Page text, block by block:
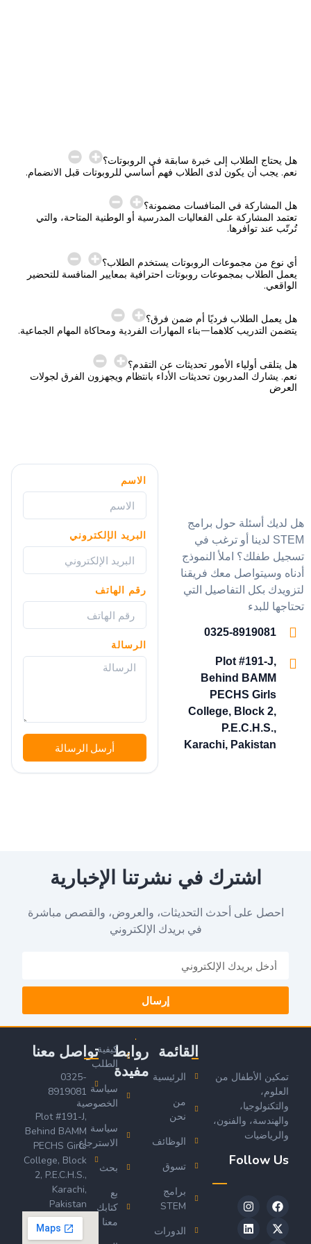
هل يحتاج الطلاب إلى خبرة سابقة في الروبوتات؟
نعم. يجب أن يكون لدى الطلاب فهم أساسي للروبوتات قبل الانضمام.
هل المشاركة في المنافسات مضمونة؟
تعتمد المشاركة على الفعاليات المدرسية أو الوطنية المتاحة، والتي
تُرتّب عند توافرها.
أي نوع من مجموعات الروبوتات يستخدم الطلاب؟
يعمل الطلاب بمجموعات روبوتات احترافية بمعايير المنافسة للتحضير
الواقعي.
هل يعمل الطلاب فرديًا أم ضمن فرق؟
يتضمن التدريب كلاهما—بناء المهارات الفردية ومحاكاة المهام الجماعية.
هل يتلقى أولياء الأمور تحديثات عن التقدم؟
نعم. يشارك المدربون تحديثات الأداء بانتظام ويجهزون الفرق لجولات
العرض
هل لديك أسئلة حول برامج
STEM لدينا أو ترغب في
تسجيل طفلك؟ املأ النموذج
أدناه وسيتواصل معك فريقنا
لتزويدك بكل التفاصيل التي
تحتاجها للبدء
0325-8919081
Plot #191-J,
Behind BAMM
PECHS Girls
College, Block 2,
P.E.C.H.S.,
Karachi, Pakistan
الاسم
البريد الإلكتروني
رقم الهاتف
الرسالة
أرسل الرسالة
اشترك في نشرتنا الإخبارية
احصل على أحدث التحديثات، والعروض، والقصص مباشرة
في بريدك الإلكتروني
إرسال
تمكين الأطفال من
العلوم،
والتكنولوجيا،
والهندسة، والفنون،
والرياضيات
Follow Us
القائمة
الرئيسية
من
نحن
الوظائف
تسوق
برامج
STEM
الدورات
روابط
مفيدة
كيفية
الطلب
سياسة
الخصوصية
سياسة
الاسترجاع
بحث
بع
كتابك
معنا
تواصل معنا
0325-
8919081
Plot #191-J,
Behind BAMM
PECHS Girls
College, Block
2, P.E.C.H.S.,
Karachi,
Pakistan